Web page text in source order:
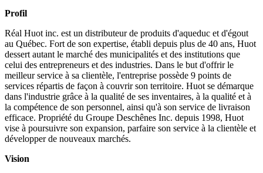
Profil
Réal Huot inc. est un distributeur de produits d'aqueduc et d'égout
au Québec. Fort de son expertise, établi depuis plus de 40 ans, Huot
dessert autant le marché des municipalités et des institutions que
celui des entrepreneurs et des industries. Dans le but d'offrir le
meilleur service à sa clientèle, l'entreprise possède 9 points de
services répartis de façon à couvrir son territoire. Huot se démarque
dans l'industrie grâce à la qualité de ses inventaires, à la qualité et à
la compétence de son personnel, ainsi qu'à son service de livraison
efficace. Propriété du Groupe Deschênes Inc. depuis 1998, Huot
vise à poursuivre son expansion, parfaire son service à la clientèle et
développer de nouveaux marchés.
Vision